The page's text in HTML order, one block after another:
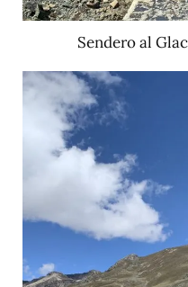
Sendero al